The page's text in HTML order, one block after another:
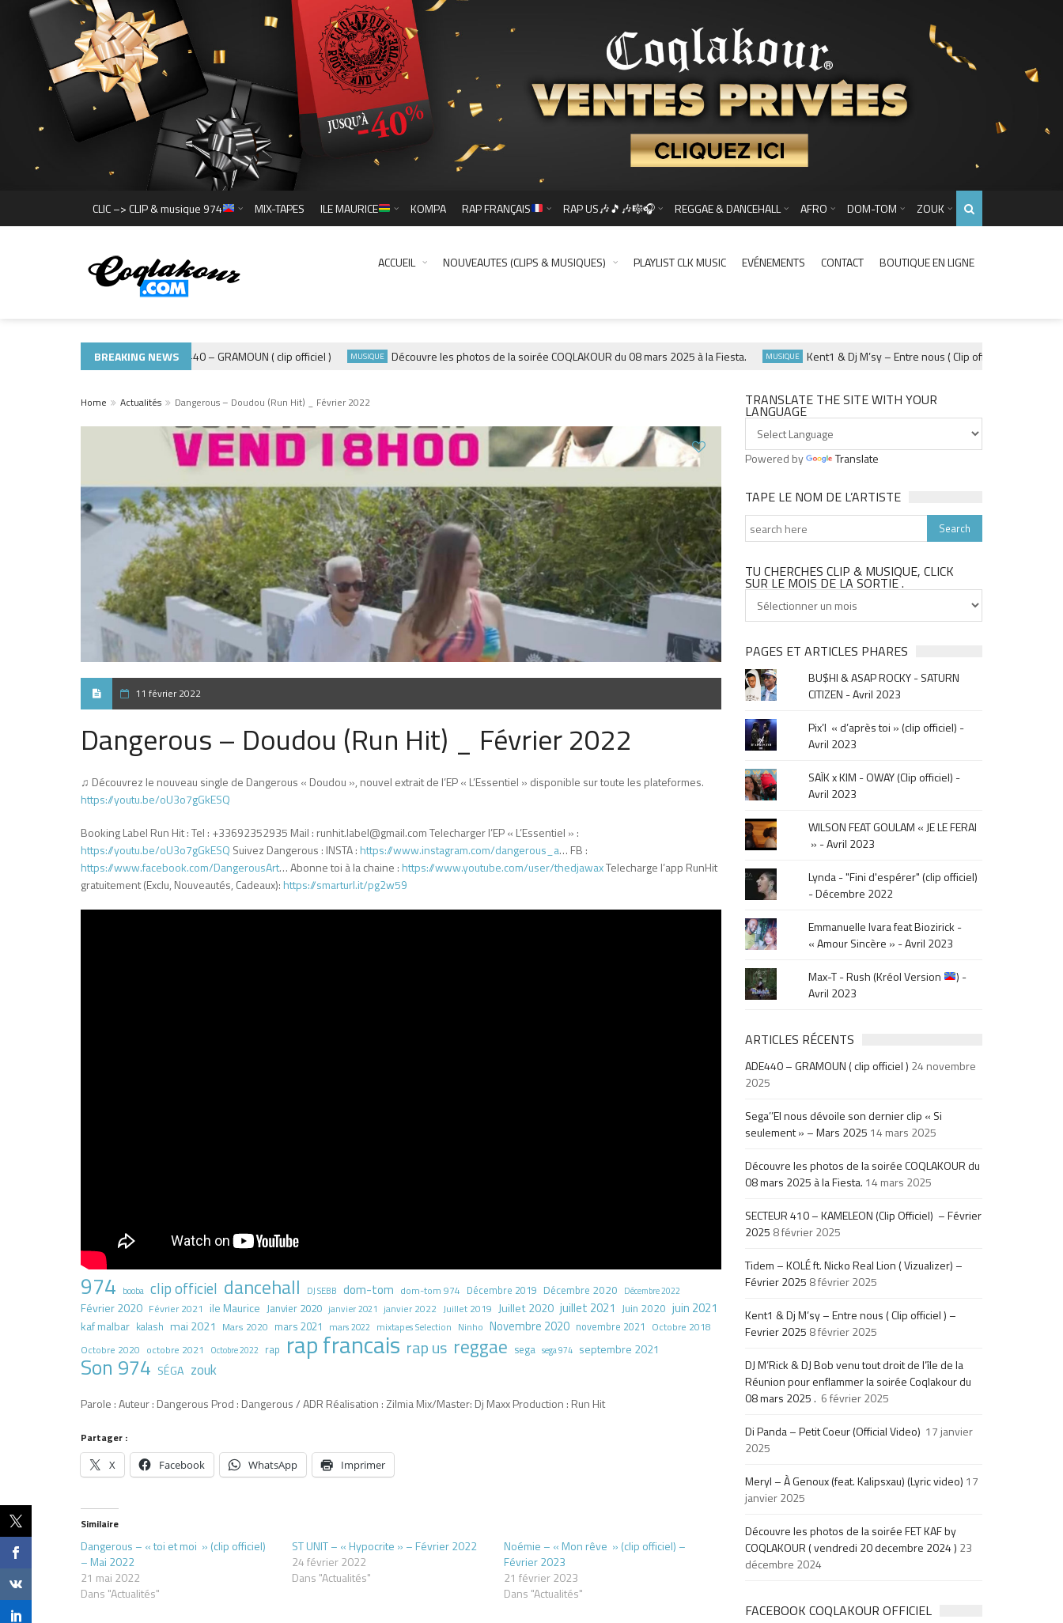
CLIC –> CLIP & musique 974 MIX-TAPES ILE MAURICE KOMPA RAP FRANÇAIS RAP US🎶🎵🎶🎼🎧 REGGAE & DANCEHALL AFRO DOM-TOM ZOUK
ACCUEIL NOUVEAUTES (CLIPS & MUSIQUES) PLAYLIST CLK MUSIC EVÉNEMENTS CONTACT BOUTIQUE EN LIGNE
BREAKING NEWS
MUSIQUE 974 ADE440 – GRAMOUN ( clip officiel ) MUSIQUE Découvre les photos de la soirée COQLAKOUR du 08 mars 2025 à la Fiesta. MUSIQUE Kent1 & Dj M’sy – Entre nous ( Clip officiel ) – Fevrier 2025
Home Actualités Dangerous – Doudou (Run Hit) _ Février 2022
11 février 2022
Dangerous – Doudou (Run Hit) _ Février 2022
♫ Découvrez le nouveau single de Dangerous « Doudou », nouvel extrait de l’EP « L’Essentiel » disponible sur toute les plateformes.
https://youtu.be/oU3o7gGkESQ
Booking Label Run Hit : Tel : +33692352935 Mail : runhit.label@gmail.com Telecharger l’EP « L’Essentiel » :
https://youtu.be/oU3o7gGkESQ Suivez Dangerous : INSTA : https://www.instagram.com/dangerous_a… FB :
https://www.facebook.com/DangerousArt… Abonne toi à la chaine : https://www.youtube.com/user/thedjawaxTelecharge l’app RunHit
gratuitement (Exclu, Nouveautés, Cadeaux): https://smarturl.it/pg2w59
974 booba clip officiel dancehall DJ SEBB dom-tom dom-tom 974 Décembre 2019 Décembre 2020 Décembre 2022
Février 2020 Février 2021 ile Maurice Janvier 2020 janvier 2021 janvier 2022 Juillet 2019 Juillet 2020 juillet 2021 Juin 2020 juin 2021
kaf malbar kalash mai 2021 Mars 2020 mars 2021 mars 2022 mixtapes Selection Ninho Novembre 2020 novembre 2021 Octobre 2018
Octobre 2020 octobre 2021 Octobre 2022 rap rap francais rap us reggae sega sega 974 septembre 2021
Son 974 SÉGA zouk
Parole : Auteur : Dangerous Prod : Dangerous / ADR Réalisation : Zilmia Mix/Master: Dj Maxx Production : Run Hit
Partager :
X Facebook WhatsApp Imprimer
Similaire
Dangerous – « toi et moi » (clip officiel)
– Mai 2022
21 mai 2022
Dans "Actualités"
ST UNIT – « Hypocrite » – Février 2022
24 février 2022
Dans "Actualités"
Noémie – « Mon rêve » (clip officiel) –
Février 2023
21 février 2023
Dans "Actualités"
TRANSLATE THE SITE WITH YOUR
LANGUAGE
Powered by Translate
TAPE LE NOM DE L’ARTISTE
TU CHERCHES CLIP & MUSIQUE, CLICK
SUR LE MOIS DE LA SORTIE .
cherches
&
musique,
click
sur
le
mois
de
la
sortie
.
PAGES ET ARTICLES PHARES
BU$HI & ASAP ROCKY - SATURN
CITIZEN - Avril 2023
Pix’l « d’après toi » (clip officiel) -
Avril 2023
SAÏK x KIM - OWAY (Clip officiel) -
Avril 2023
WILSON FEAT GOULAM « JE LE FERAI
» - Avril 2023
Lynda - "Fini d'espérer" (clip officiel)
- Décembre 2022
Emmanuelle Ivara feat Biozirick -
« Amour Sincère » - Avril 2023
Max-T - Rush (Kréol Version
) -
Avril 2023
ARTICLES RÉCENTS
ADE440 – GRAMOUN ( clip officiel ) 24 novembre
2025
Sega’’El nous dévoile son dernier clip « Si
seulement » – Mars 2025 14 mars 2025
Découvre les photos de la soirée COQLAKOUR du
08 mars 2025 à la Fiesta. 14 mars 2025
SECTEUR 410 – KAMELEON (Clip Officiel) – Février
2025 8 février 2025
Tidem – KOLÉ ft. Nicko Real Lion ( Vizualizer) –
Février 2025 8 février 2025
Kent1 & Dj M’sy – Entre nous ( Clip officiel ) –
Fevrier 2025 8 février 2025
DJ M’Rick & DJ Bob venu tout droit de l’île de la
Réunion pour enflammer la soirée Coqlakour du
08 mars 2025 . 6 février 2025
Di Panda – Petit Coeur (Official Video) 17 janvier
2025
Meryl – À Genoux (feat. Kalipsxau) (Lyric video) 17
janvier 2025
Découvre les photos de la soirée FET KAF by
COQLAKOUR ( vendredi 20 decembre 2024 ) 23
décembre 2024
FACEBOOK COQLAKOUR OFFICIEL